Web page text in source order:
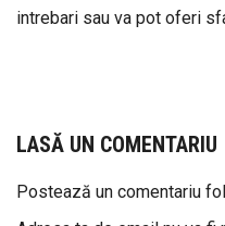
intrebari sau va pot oferi
LASĂ UN COMENTARIU
Postează un comentariu